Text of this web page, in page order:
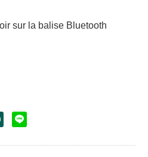
sur la balise Bluetooth